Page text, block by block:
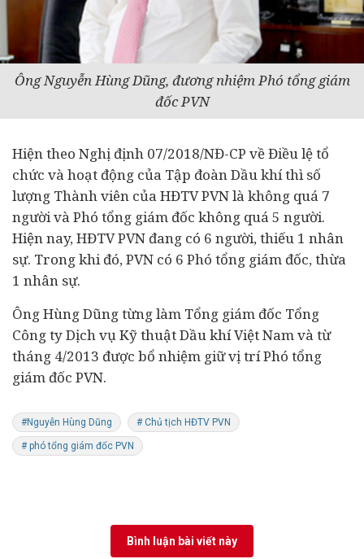
Ông Nguyễn Hùng Dũng, đương nhiệm Phó tổng giám
đốc PVN
Hiện theo Nghị định 07/2018/NĐ-CP về Điều lệ tổ
chức và hoạt động của Tập đoàn Dầu khí thì số
lượng Thành viên của HĐTV PVN là không quá 7
người và Phó tổng giám đốc không quá 5 người.
Hiện nay, HĐTV PVN đang có 6 người, thiếu 1 nhân
sự. Trong khi đó, PVN có 6 Phó tổng giám đốc,thừa
1 nhân sự.
Ông Hùng Dũng từng làm Tổng giám đốc Tổng
Công ty Dịch vụ Kỹ thuật Dầu khí Việt Nam và từ
tháng 4/2013 được bổ nhiệm giữ vị trí Phó tổng
giám đốc PVN.
#Nguyễn Hùng Dũng # Chủ tịch HĐTV PVN
# phó tổng giám đốc PVN
Bình luận bài viết này